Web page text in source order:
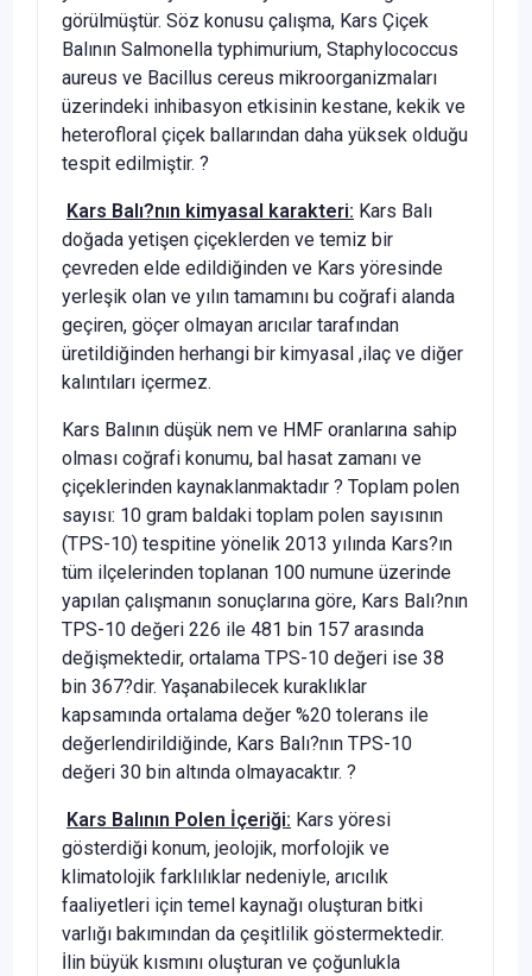
görülmüştür. Söz konusu çalışma, Kars Çiçek
Balının Salmonella typhimurium, Staphylococcus
aureus ve Bacillus cereus mikroorganizmaları
üzerindeki inhibasyon etkisinin kestane, kekik ve
heterofloral çiçek ballarından daha yüksek olduğu
tespit edilmiştir. ?
Kars Balı?nın kimyasal karakteri: Kars Balı
doğada yetişen çiçeklerden ve temiz bir
çevreden elde edildiğinden ve Kars yöresinde
yerleşik olan ve yılın tamamını bu coğrafi alanda
geçiren, göçer olmayan arıcılar tarafından
üretildiğinden herhangi bir kimyasal ,ilaç ve diğer
kalıntıları içermez.
Kars Balının düşük nem ve HMF oranlarına sahip
olması coğrafi konumu, bal hasat zamanı ve
çiçeklerinden kaynaklanmaktadır ? Toplam polen
sayısı: 10 gram baldaki toplam polen sayısının
(TPS-10) tespitine yönelik 2013 yılında Kars?ın
tüm ilçelerinden toplanan 100 numune üzerinde
yapılan çalışmanın sonuçlarına göre, Kars Balı?nın
TPS-10 değeri 226 ile 481 bin 157 arasında
değişmektedir, ortalama TPS-10 değeri ise 38
bin 367?dir. Yaşanabilecek kuraklıklar
kapsamında ortalama değer %20 tolerans ile
değerlendirildiğinde, Kars Balı?nın TPS-10
değeri 30 bin altında olmayacaktır. ?
Kars Balının Polen İçeriği: Kars yöresi
gösterdiği konum, jeolojik, morfolojik ve
klimatolojik farklılıklar nedeniyle, arıcılık
faaliyetleri için temel kaynağı oluşturan bitki
varlığı bakımından da çeşitlilik göstermektedir.
İlin büyük kısmını oluşturan ve çoğunlukla